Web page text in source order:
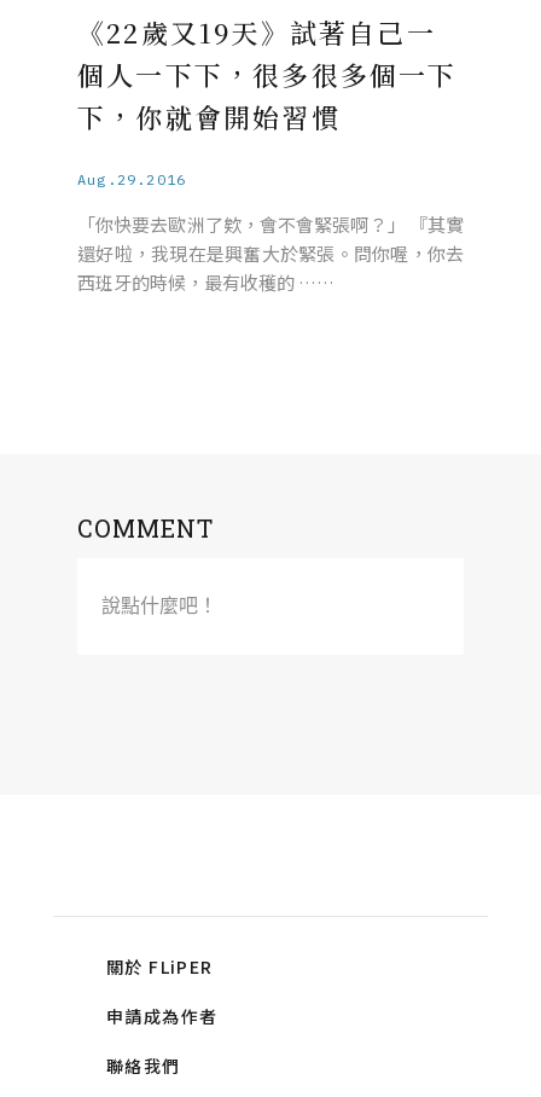
《22歲又19天》試著自己一
個人一下下，很多很多個一下
下，你就會開始習慣
Aug.29.2016
「你快要去歐洲了欸，會不會緊張啊？」 『其實
還好啦，我現在是興奮大於緊張。問你喔，你去
西班牙的時候，最有收穫的 ……
COMMENT
說點什麼吧！
關於 FLiPER
申請成為作者
聯絡我們